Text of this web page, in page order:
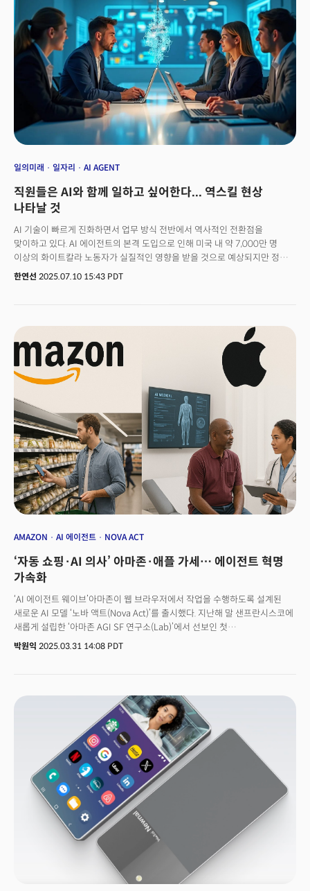
일의미래 일자리 AI AGENT
직원들은 AI와 함께 일하고 싶어한다... 역스킬 현상
나타날 것
AI 기술이 빠르게 진화하면서 업무 방식 전반에서 역사적인 전환점을
맞이하고 있다. AI 에이전트의 본격 도입으로 인해 미국 내 약 7,000만 명
이상의 화이트칼라 노동자가 실질적인 영향을 받을 것으로 예상되지만 정작
'일하는 사람'에 대한 논의와 배려는 없는 것으로 나타났다. 스탠퍼드
무엇인지, 이러한 요구가 현재 AI 기술의 수준과 어떻게 부합하는지, 미래에
대한 이들의 우려를 파악하는 것이다.
한연선 2025.07.10 15:43 PDT
AMAZON AI 에이전트 NOVA ACT
‘자동 쇼핑·AI 의사’ 아마존·애플 가세… 에이전트 혁명
가속화
‘AI 에이전트 웨이브’아마존이 웹 브라우저에서 작업을 수행하도록 설계된
새로운 AI 모델 ‘노바 액트(Nova Act)’를 출시했다. 지난해 말 샌프란시스코에
새롭게 설립한 ‘아마존 AGI SF 연구소(Lab)’에서 선보인 첫
결과물이다. 아마존의 가세로 오픈AI, 앤트로픽, 구글이 주도하던 AI 에이전트
박원익 2025.03.31 14:08 PDT